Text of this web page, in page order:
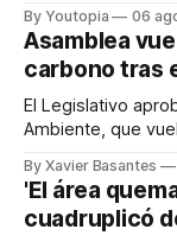
By Youtopia 06
Asamblea
carbono tras
El Legislativo
Ambiente, que
By Xavier Basantes
'El área
cuadruplicó